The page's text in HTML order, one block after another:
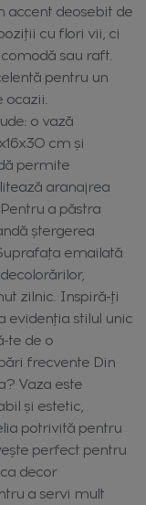
accent deosebit de
cu flori vii, ci
sau raft.
pentru un
o vază
cm și
permite
aranajrea
a păstra
ștergerea
emailată
zilnic. Inspiră-ți
evidenția stilul unic
te de o
frecvente Din
Vaza este
și estetic,
potrivită pentru
perfect pentru
decor
a servi mult